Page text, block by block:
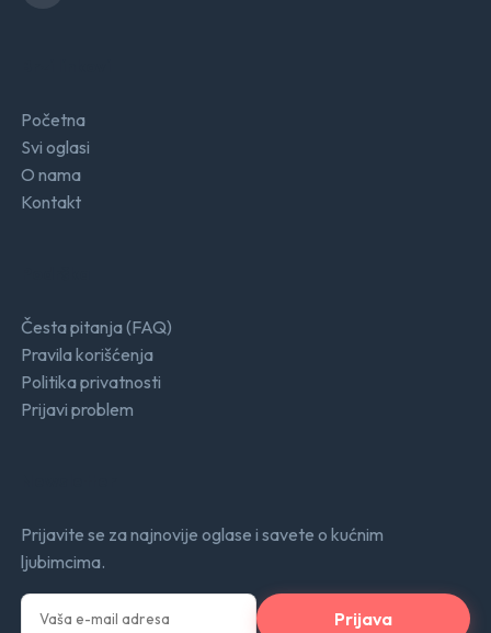
Početna
Svi oglasi
O nama
Kontakt
Česta pitanja (FAQ)
Pravila korišćenja
Politika privatnosti
Prijavi problem
Prijavite se za najnovije oglase i savete o kućnim
ljubimcima.
Prijava